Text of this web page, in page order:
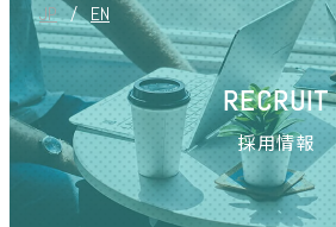
JP / EN
RECRUIT
採用情報